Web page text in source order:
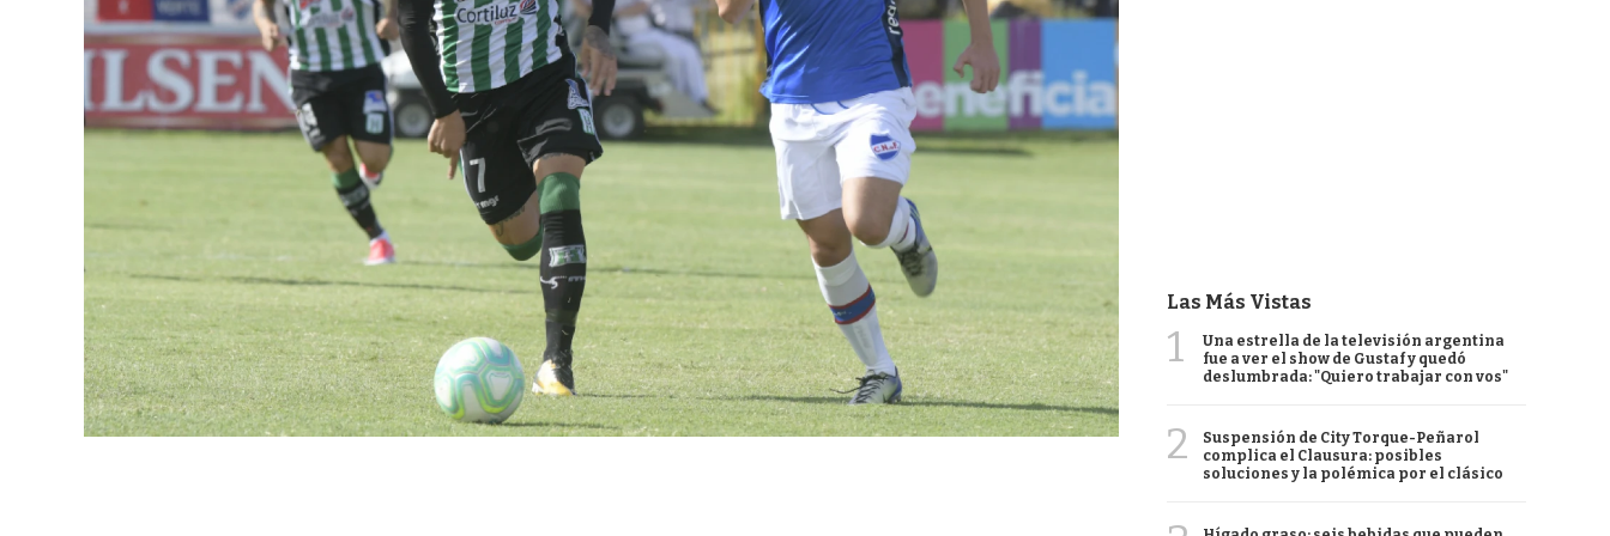
Las Más Vistas
1
Una estrella de la televisión argentina
fue a ver el show de Gustaf y quedó
deslumbrada: "Quiero trabajar con vos"
2
Suspensión de City Torque-Peñarol
complica el Clausura: posibles
soluciones y la polémica por el clásico